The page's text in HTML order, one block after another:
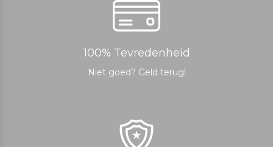
100% Tevredenheid
Niet goed? Geld terug!